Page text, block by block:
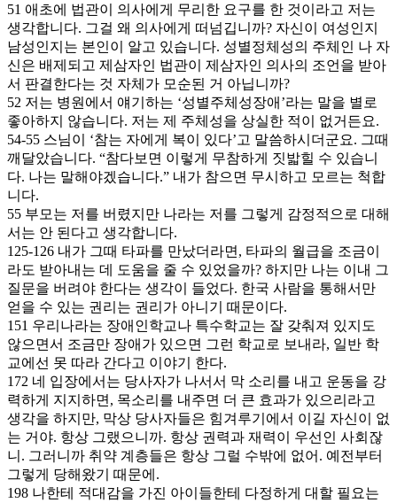
51 애초에 법관이 의사에게 무리한 요구를 한 것이라고 저는
생각합니다. 그걸 왜 의사에게 떠넘깁니까? 자신이 여성인지
남성인지는 본인이 알고 있습니다. 성별정체성의 주체인 나 자
신은 배제되고 제삼자인 법관이 제삼자인 의사의 조언을 받아
서 판결한다는 것 자체가 모순된 거 아닙니까?
52 저는 병원에서 얘기하는 ‘성별주체성장애’라는 말을 별로
좋아하지 않습니다. 저는 제 주체성을 상실한 적이 없거든요.
54-55 스님이 ‘참는 자에게 복이 있다’고 말씀하시더군요. 그때
깨달았습니다. “참다보면 이렇게 무참하게 짓밟힐 수 있습니
다. 나는 말해야겠습니다.” 내가 참으면 무시하고 모르는 척합
니다.
55 부모는 저를 버렸지만 나라는 저를 그렇게 감정적으로 대해
서는 안 된다고 생각합니다.
125-126 내가 그때 타파를 만났더라면, 타파의 월급을 조금이
라도 받아내는 데 도움을 줄 수 있었을까? 하지만 나는 이내 그
질문을 버려야 한다는 생각이 들었다. 한국 사람을 통해서만
얻을 수 있는 권리는 권리가 아니기 때문이다.
151 우리나라는 장애인학교나 특수학교는 잘 갖춰져 있지도
않으면서 조금만 장애가 있으면 그런 학교로 보내라, 일반 학
교에선 못 따라 간다고 이야기 한다.
172 네 입장에서는 당사자가 나서서 막 소리를 내고 운동을 강
력하게 지지하면, 목소리를 내주면 더 큰 효과가 있으리라고
생각을 하지만, 막상 당사자들은 힘겨루기에서 이길 자신이 없
는 거야. 항상 그랬으니까. 항상 권력과 재력이 우선인 사회잖
니. 그러니까 취약 계층들은 항상 그럴 수밖에 없어. 예전부터
그렇게 당해왔기 때문에.
198 나한테 적대감을 가진 아이들한테 다정하게 대할 필요는